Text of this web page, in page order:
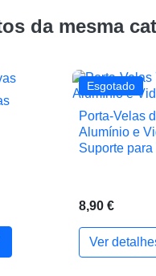
da mesma
ao carrinho
Esgotado

Porta-Velas
Alumínio e
Suporte
8,90 €
Ver